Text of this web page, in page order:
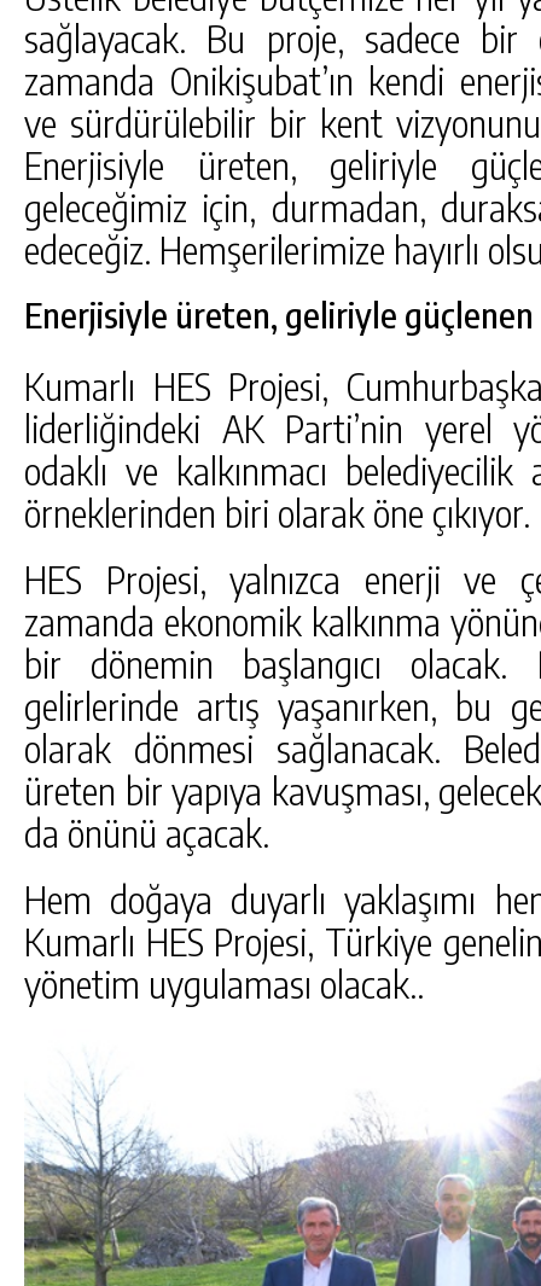
sağlayacak. Bu proje, sadece bir
zamanda Onikişubat’ın kendi
ve sürdürülebilir bir kent
Enerjisiyle üreten, geliriyle
geleceğimiz için, durmadan,
edeceğiz. Hemşerilerimize hayırlı
Enerjisiyle üreten, geliriyle
Kumarlı HES Projesi,
liderliğindeki AK Parti’nin yerel
odaklı ve kalkınmacı belediyecilik
örneklerinden biri olarak öne çıkıyor.
HES Projesi, yalnızca enerji ve
zamanda ekonomik kalkınma
bir dönemin başlangıcı
gelirlerinde artış yaşanırken, bu
olarak dönmesi sağlanacak.
üreten bir yapıya kavuşması,
da önünü açacak.
Hem doğaya duyarlı yaklaşımı
Kumarlı HES Projesi, Türkiye
yönetim uygulaması olacak..